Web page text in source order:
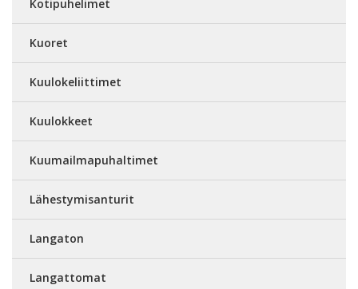
Kotipuhelimet
Kuoret
Kuulokeliittimet
Kuulokkeet
Kuumailmapuhaltimet
Lähestymisanturit
Langaton
Langattomat